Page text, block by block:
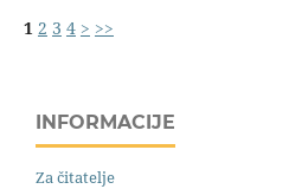
1 2 3 4 > >>
INFORMACIJE
Za čitatelje